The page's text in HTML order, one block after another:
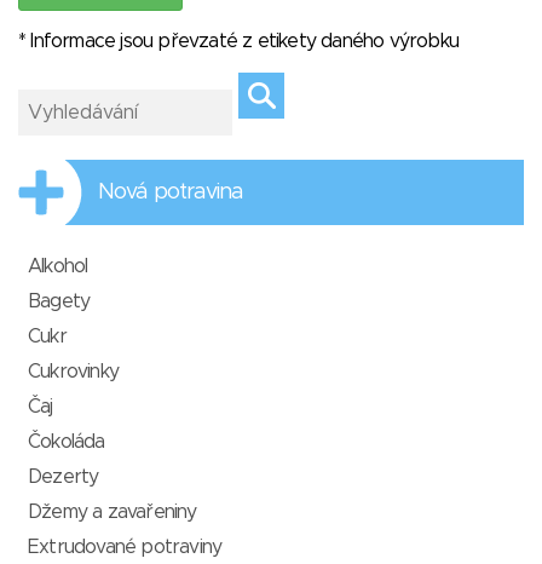
* Informace jsou převzaté z etikety daného výrobku
Nová potravina
Alkohol
Bagety
Cukr
Cukrovinky
Čaj
Čokoláda
Dezerty
Džemy a zavařeniny
Extrudované potraviny